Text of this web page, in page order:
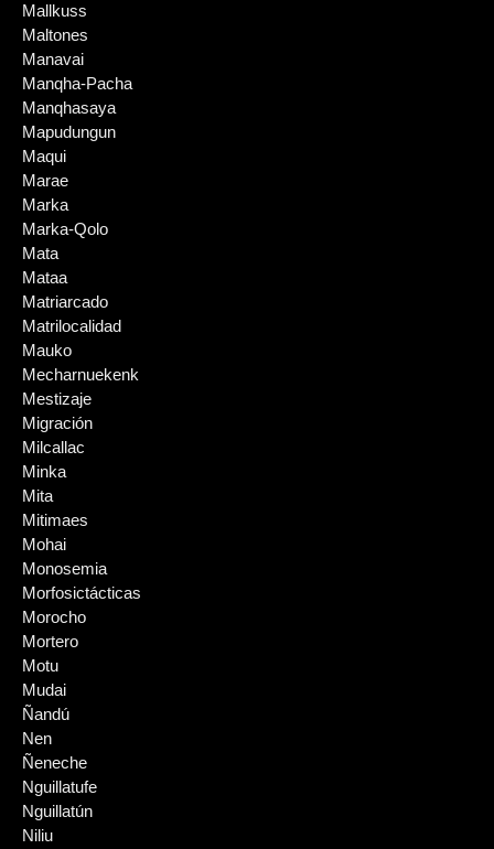
Mallkuss
Maltones
Manavai
Manqha-Pacha
Manqhasaya
Mapudungun
Maqui
Marae
Marka
Marka-Qolo
Mata
Mataa
Matriarcado
Matrilocalidad
Mauko
Mecharnuekenk
Mestizaje
Migración
Milcallac
Minka
Mita
Mitimaes
Mohai
Monosemia
Morfosictácticas
Morocho
Mortero
Motu
Mudai
Ñandú
Nen
Ñeneche
Nguillatufe
Nguillatún
Niliu